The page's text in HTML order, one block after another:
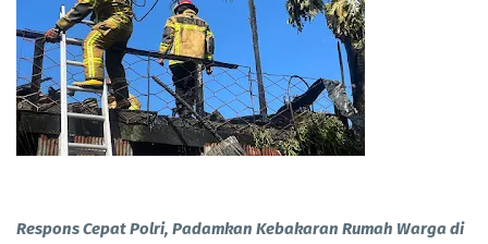
Respons Cepat Polri, Padamkan Kebakaran Rumah Warga di